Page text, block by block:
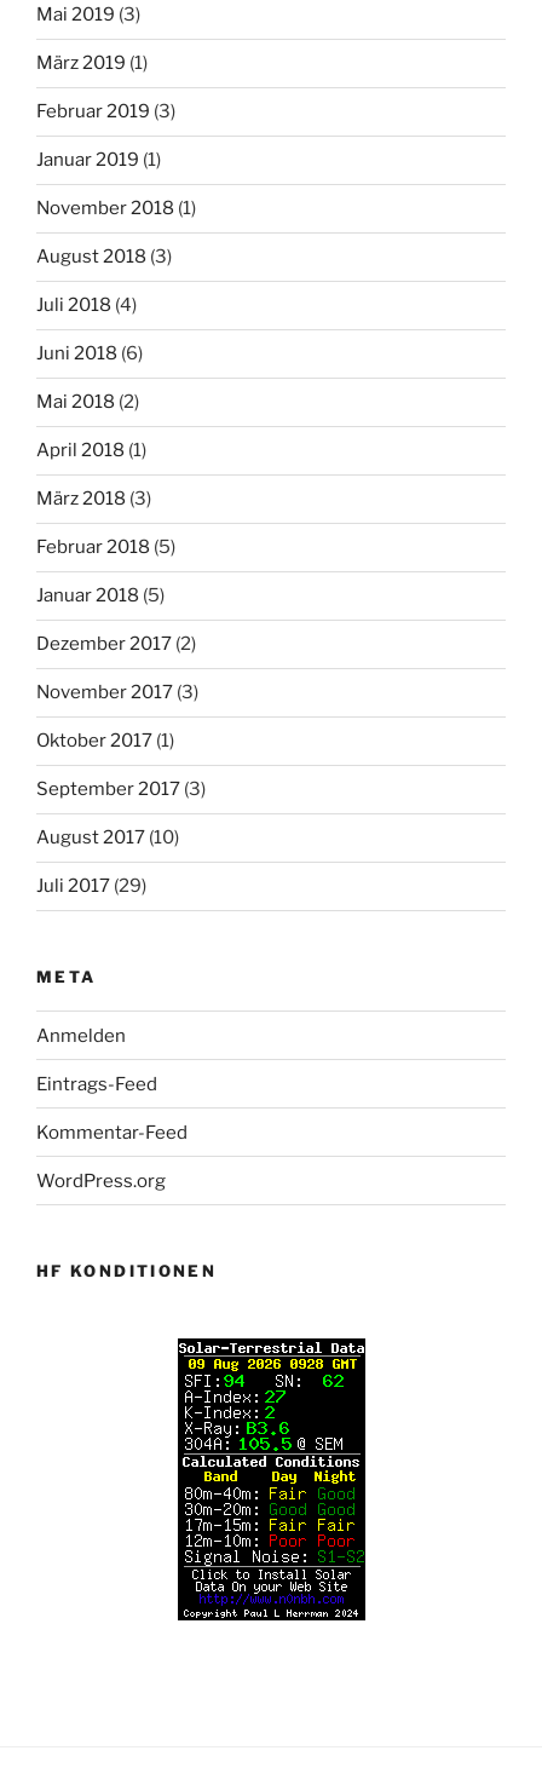
Mai 2019 (3)
März 2019 (1)
Februar 2019 (3)
Januar 2019 (1)
November 2018 (1)
August 2018 (3)
Juli 2018 (4)
Juni 2018 (6)
Mai 2018 (2)
April 2018 (1)
März 2018 (3)
Februar 2018 (5)
Januar 2018 (5)
Dezember 2017 (2)
November 2017 (3)
Oktober 2017 (1)
September 2017 (3)
August 2017 (10)
Juli 2017 (29)
META
Anmelden
Eintrags-Feed
Kommentar-Feed
WordPress.org
HF KONDITIONEN